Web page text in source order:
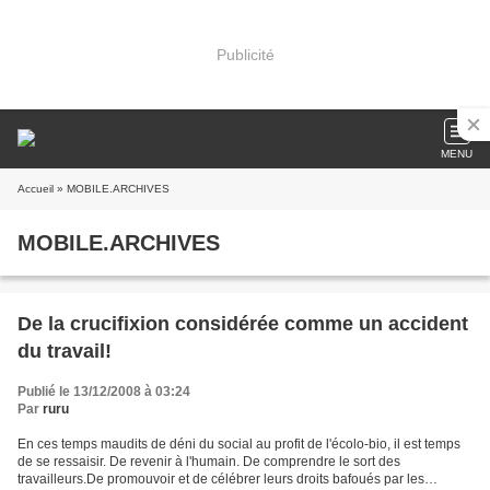
Publicité
MENU
Accueil » MOBILE.ARCHIVES
MOBILE.ARCHIVES
De la crucifixion considérée comme un accident
du travail!
Publié le 13/12/2008 à 03:24
Par ruru
En ces temps maudits de déni du social au profit de l'écolo-bio, il est temps
de se ressaisir. De revenir à l'humain. De comprendre le sort des
travailleurs.De promouvoir et de célébrer leurs droits bafoués par les